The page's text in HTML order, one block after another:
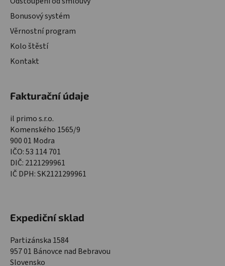
Bonusový systém
Věrnostní program
Kolo štěstí
Kontakt
Fakturační údaje
il primo s.r.o.
Komenského 1565/9
900 01 Modra
IČO: 53 114 701
DIČ: 2121299961
IČ DPH: SK2121299961
Expediční sklad
Partizánska 1584
957 01 Bánovce nad Bebravou
Slovensko